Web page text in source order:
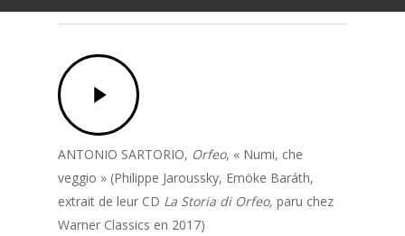
Play
Video
ANTONIO SARTORIO, Orfeo, « Numi, che
veggio » (Philippe Jaroussky, Emöke Baráth,
extrait de leur CD La Storia di Orfeo,paru chez
Warner Classics en 2017)